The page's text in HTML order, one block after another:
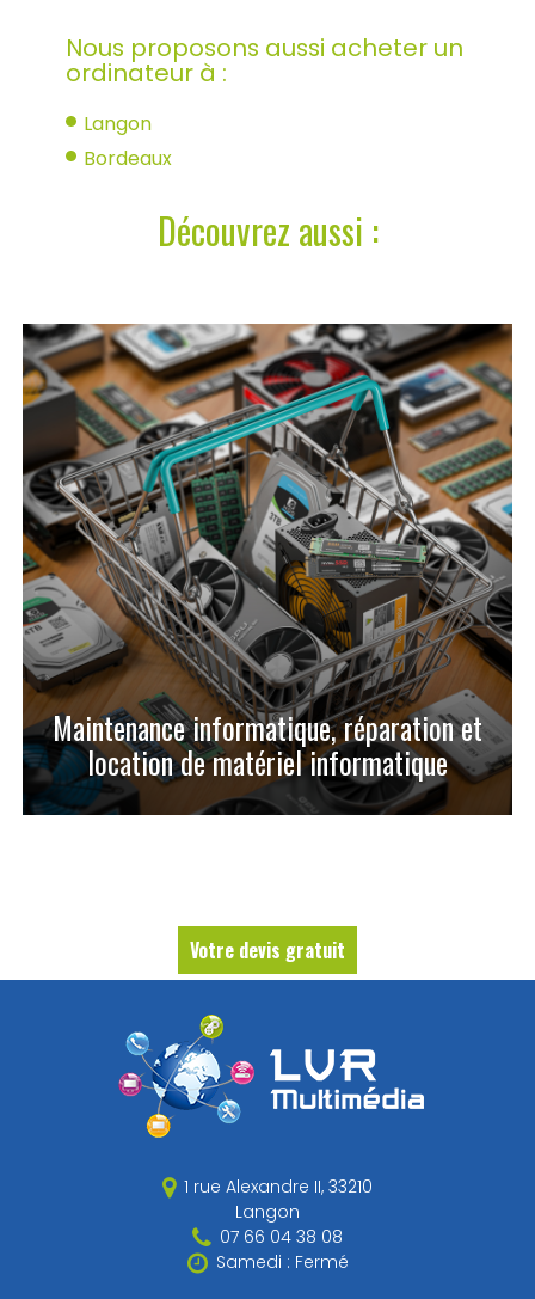
Nous proposons aussi acheter un
ordinateur à :
Langon
Bordeaux
Découvrez aussi :
Maintenance informatique, réparation et
location de matériel informatique
Votre devis gratuit
1 rue Alexandre II, 33210
Langon
07 66 04 38 08
Samedi : Fermé